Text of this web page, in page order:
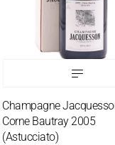
Jacquesson
Bautray 2005